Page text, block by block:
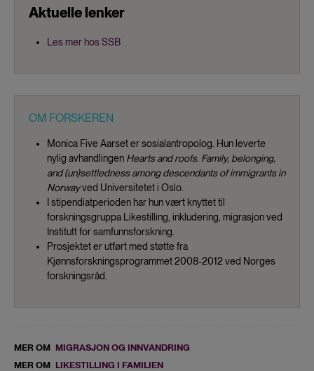
Aktuelle lenker
Les mer hos SSB
OM FORSKEREN
Monica Five Aarset er sosialantropolog. Hun leverte
nylig avhandlingen Hearts and roofs. Family, belonging,
and (un)settledness among descendants of immigrants in
Norwayved Universitetet i Oslo.
I stipendiatperioden har hun vært knyttet til
forskningsgruppa Likestilling, inkludering, migrasjon ved
Institutt for samfunnsforskning.
Prosjektet er utført med støtte fra
Kjønnsforskningsprogrammet 2008-2012 ved Norges
forskningsråd.
MER OM MIGRASJON OG INNVANDRING
MER OM LIKESTILLING I FAMILIEN